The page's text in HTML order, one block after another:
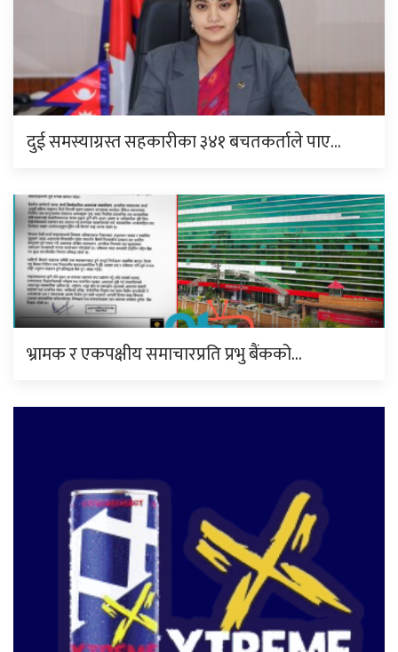
दुई समस्याग्रस्त सहकारीका ३४१ बचतकर्ताले पाए…
भ्रामक र एकपक्षीय समाचारप्रति प्रभु बैंकको…